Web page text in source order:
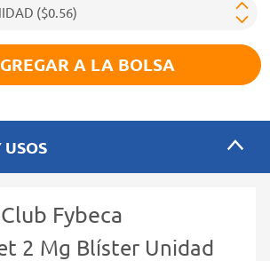
A LA BOLSA
Fybeca
2 Mg Blíster Unidad